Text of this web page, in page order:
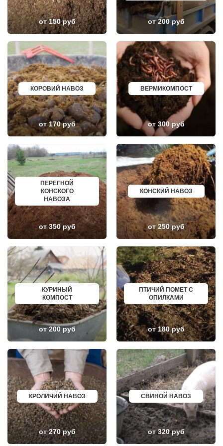
КАШИРА
КИЕВСКИЙ
КЛИМОВСК
КЛИН
КЛЯЗЬМА
КНУТОВО
КОЖИНО
КОКОШКИНО
КОЛЮБАКИНО
КОММУНАРКА
КОНСТАНТИНОВО
КОРЕНЕВО
КОРОЛЕВ
КОСИНО
КОТЕЛЬНИКИ
КРАСКОВО
КРАСНАЯ ПАХРА
КРАСНОГОРСК
КРАСНОЗАВОДСК
КРАСНОЗНАМЕНСК
КРАТОВО
КРЮКОВО
КУБИНКА
КУПАВНА
КУРОВСКОЕ
ЛЕСНОЙ
ЛЕТОВО
ЛИКИНО-ДУЛЕВО
ЛОБАНОВО
ЛОПАТИНСКИЙ
ЛОСИНО-ПЕТРОВСКИЙ
ЛОТОШИНО
ЛУКИНО
ЛУНЕВО
ЛУХОВИЦЫ
ЛЫТКАРИНО
ЛЬВОВСКИЙ
ЛЮБЕРЦЫ
ЛЮБУЧАНЫ
МАЛИНО
МАРФИНО
МЕНДЕЛЕЕВО
МЕШКОВО
МЕЩЕРИНО
МИХНЕВО
МИШЕРОНСКИЙ
МОЖАЙСК
МОЛОДЕЖНЫЙ
МОЛОКОВО
МОНИНО
МОСКОВСКИЙ
МУХАНОВО
ГЕОРГИЕВСК
НОВОКУЙБЫШЕВСК
МИНЕРАЛЬНЫЕ ВОДЫ
ЕЛАБУГА
ЕЛЕЦ
ПАВЛОВО
КИСЛОВОДСК
КРОПОТКИН
УСОЛЬЕ
НИЖНЕВАРТОВСК
КОРЕНОВСК
ПИОНЕРСКИЙ
КИРИШИ
САРОВ
ЧАПАЕВСК
АЛЕКСИН
БЕЛОРЕЧЕНСК
КИРЖАЧ
ПРИОЗЕРСК
САЛЬСК
ТОБОЛЬСК
ВОТКИНСК
КИЗЛЯР
БЕРДСК
НЕФТЕЮГАНСК
ВОЛХОВ
САЛАВАТ
СОСНОВЫЙ БОР
РЕВДА
ПОЧИНОК
ГУСЕВ
КАНАШ
КУРГАНИНСК
ЩЕКИНО
ДИМИТРОВГРАД
СИМ
МАЛОЯРОСЛАВЕЦ
МАРИИНСК
МИНУСИНСК
ВЕРХНЯЯ ПЫШМА
РОССОШЬ
КОМСОМОЛЬСК
РЖЕВ
АЛЕКСЕЕВКА
ВЯЗЬМА
ИШИМ
ПОКРОВ
ЗЕЛЕНОДОЛЬСК
ЛИВНЫ
БОБРОВ
ЛИСКИ
КУЗНЕЦК
БАЛАШОВ
от 150 руб от 200 руб
КОРОВИЙ НАВОЗ
от 170 руб
ВЕРМИКОМПОСТ
от 300 руб
ПЕРЕГНОЙ
КОНСКОГО
НАВОЗА
от 350 руб
КОНСКИЙ НАВОЗ
от 250 руб
КУРИНЫЙ
КОМПОСТ
от 200 руб
ПТИЧИЙ ПОМЕТ С
ОПИЛКАМИ
от 180 руб
КРОЛИЧИЙ НАВОЗ
от 270 руб
СВИНОЙ НАВОЗ
от 320 руб